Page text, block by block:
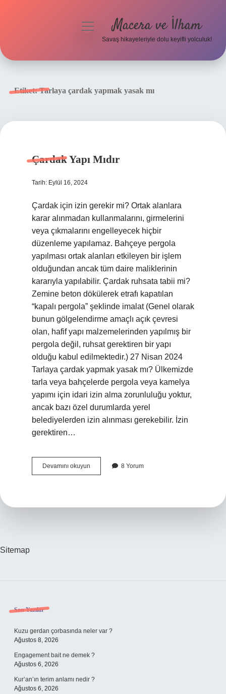
menüyüMacera ve İlham
Savaş hikayeleriyle dolu keyifli yolculuk!
Etiket:Tarlaya çardak yapmak yasak mı
Çardak Yapı Mıdır
Tarih: Eylül 16, 2024
Çardak için izin gerekir mi? Ortak alanlara
karar alınmadan kullanmalarını, girmelerini
veya çıkmalarını engelleyecek hiçbir
düzenleme yapılamaz. Bahçeye pergola
yapılması ortak alanları etkileyen bir işlem
olduğundan ancak tüm daire maliklerinin
kararıyla yapılabilir. Çardak ruhsata tabii mi?
Zemine beton dökülerek etrafı kapatılan
“kapalı pergola” şeklinde imalat (Genel olarak
bunun gölgelendirme amaçlı açık çevresi
olan, hafif yapı malzemelerinden yapılmış bir
pergola değil, ruhsat gerektiren bir yapı
olduğu kabul edilmektedir.) 27 Nisan 2024
Tarlaya çardak yapmak yasak mı? Ülkemizde
tarla veya bahçelerde pergola veya kamelya
yapımı için idari izin alma zorunluluğu yoktur,
ancak bazı özel durumlarda yerel
belediyelerden izin alınması gerekebilir. İzin
gerektiren…
Devamını okuyun
Yapı
8 Yorum
Sitemap
Sidebar
Son Yazılar
Kuzu gerdan çorbasında neler var ?
Ağustos 8, 2026
Engagement bait ne demek ?
Ağustos 6, 2026
Kur’an’ın terim anlamı nedir ?
Ağustos 6, 2026